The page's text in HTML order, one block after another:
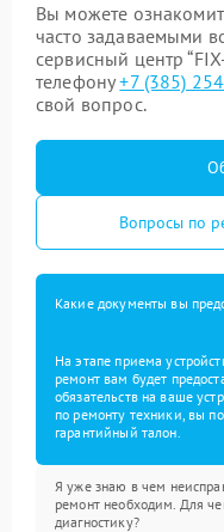
Вы можете
часто задаваемыми
сервисный центр
телефону+7 (385)
свой вопрос.
Вопросы по
Какие документы вы
На этапе приема
ремонт вам будет
обязательств на ваше
по ремонту техники, вы
гарантийный талон.
Я уже знаю в чем
ремонт необходим. Для
диагностику?